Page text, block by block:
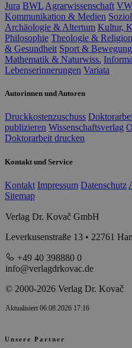
Jura BWL Agrarwissenschaft
Kommunikation & Medien
Archäologie & Altertum Kultur,
Philosophie Theologie & Religion
& Gesundheit Sport & Bewegung
Mathematik & Naturwiss.
Lebenserinnerungen Variata
Autorinnen und Autoren
Druckkostenzuschuss
publizieren Wissenschaftsverlag
Doktorarbeit drucken
Kontakt und Service
Kontakt Impressum Datenschutz
Sitemap
Verlag Dr. Kovač GmbH
Leverkusenstraße 13 • 22761
+49 40 398880 0
info@verlagdrkovac.de
© 2000-2026 Verlag Dr. Kovač
Aktualisiert 06.08.2026 17:16
Unsere Partner